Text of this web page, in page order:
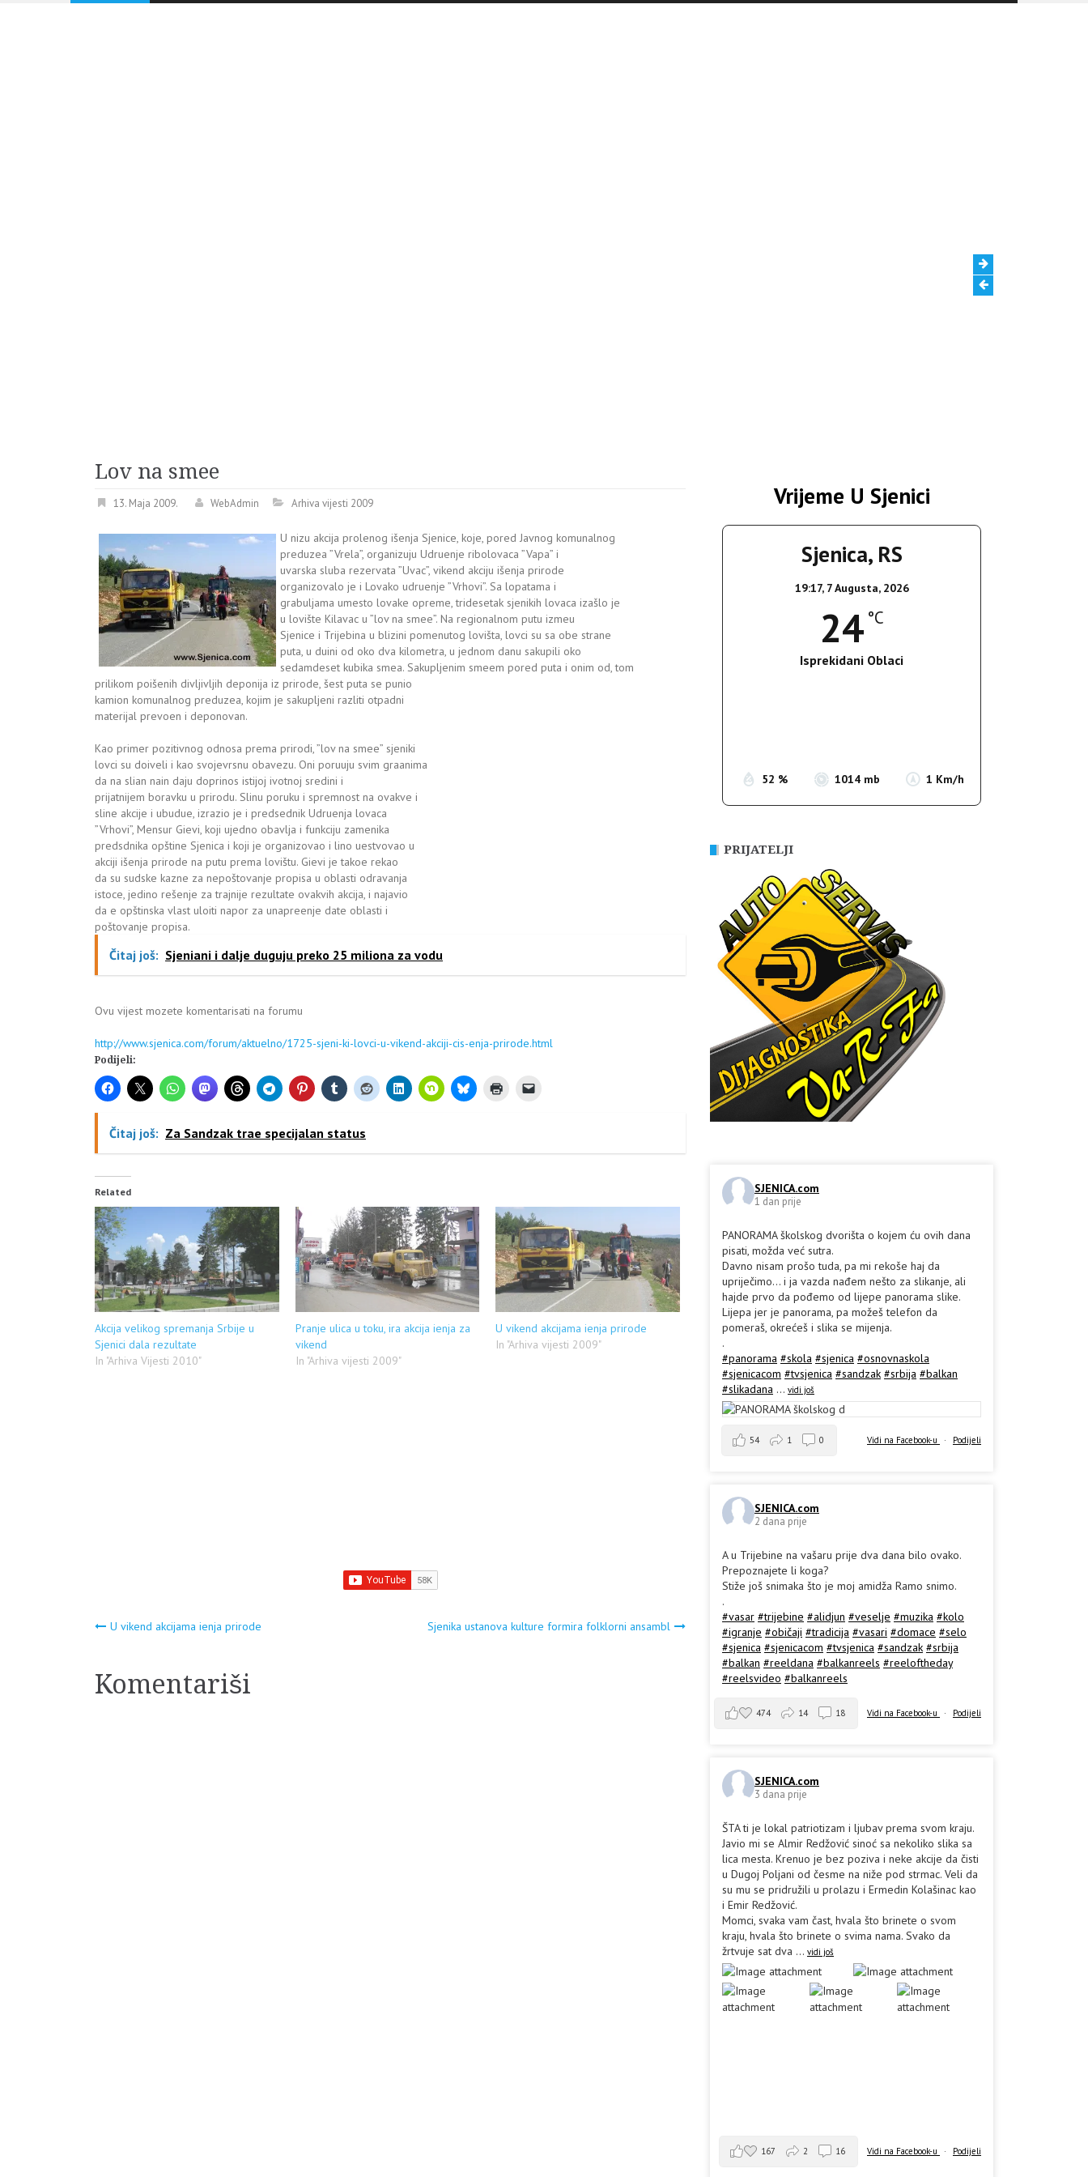
Lov na smee
13. Maja 2009. WebAdmin Arhiva vijesti 2009
U nizu akcija prolenog išenja Sjenice, koje, pored Javnog komunalnog
preduzea ”Vrela”, organizuju Udruenje ribolovaca ”Vapa” i
uvarska sluba rezervata ”Uvac”, vikend akciju išenja prirode
organizovalo je i Lovako udruenje ”Vrhovi”. Sa lopatama i
grabuljama umesto lovake opreme, tridesetak sjenikih lovaca izašlo je
u lovište Kilavac u ”lov na smee”. Na regionalnom putu izmeu
Sjenice i Trijebina u blizini pomenutog lovišta, lovci su sa obe strane
puta, u duini od oko dva kilometra, u jednom danu sakupili oko
sedamdeset kubika smea. Sakupljenim smeem pored puta i onim od, tom
prilikom poišenih divljivljih deponija iz prirode, šest puta se punio
kamion komunalnog preduzea, kojim je sakupljeni razliti otpadni
materijal prevoen i deponovan.
Kao primer pozitivnog odnosa prema prirodi, ”lov na smee” sjeniki
lovci su doiveli i kao svojevrsnu obavezu. Oni poruuju svim graanima
da na slian nain daju doprinos istijoj ivotnoj sredini i
prijatnijem boravku u prirodu. Slinu poruku i spremnost na ovakve i
sline akcije i ubudue, izrazio je i predsednik Udruenja lovaca
”Vrhovi”, Mensur Gievi, koji ujedno obavlja i funkciju zamenika
predsdnika opštine Sjenica i koji je organizovao i lino uestvovao u
akciji išenja prirode na putu prema lovištu. Gievi je takoe rekao
da su sudske kazne za nepoštovanje propisa u oblasti odravanja
istoce, jedino rešenje za trajnije rezultate ovakvih akcija, i najavio
da e opštinska vlast uloiti napor za unapreenje date oblasti i
poštovanje propisa.
Čitaj još: Sjeniani i dalje duguju preko 25 miliona za vodu
Ovu vijest mozete komentarisati na forumu
http://www.sjenica.com/forum/aktuelno/1725-sjeni-ki-lovci-u-vikend-akciji-cis-enja-prirode.html
Podijeli:
Čitaj još: Za Sandzak trae specijalan status
Related
Akcija velikog spremanja Srbije u
Sjenici dala rezultate
In "Arhiva Vijesti 2010"
Pranje ulica u toku, ira akcija ienja za
vikend
In "Arhiva vijesti 2009"
U vikend akcijama ienja prirode
In "Arhiva vijesti 2009"
Navigacija
članaka
U vikend akcijama ienja prirode Sjenika ustanova kulture formira folklorni ansambl
Komentariši
Vrijeme U Sjenici
Sjenica, RS
19:17, 7 Augusta, 2026
24 °C
Isprekidani Oblaci
52 % 1014 mb 1 Km/h
PRIJATELJI
SJENICA.com
1 dan prije
PANORAMA školskog dvorišta o kojem ću ovih dana
pisati, možda već sutra.
Davno nisam prošo tuda, pa mi rekoše haj da
upriječimo... i ja vazda nađem nešto za slikanje, ali
hajde prvo da pođemo od lijepe panorama slike.
Lijepa jer je panorama, pa možeš telefon da
pomeraš, okrećeš i slika se mijenja.
.
#panorama #skola #sjenica #osnovnaskola
#sjenicacom #tvsjenica #sandzak #srbija #balkan
#slikadana ... vidi još
Vidi na Facebook-u · Podijeli
54 1 0
SJENICA.com
2 dana prije
A u Trijebine na vašaru prije dva dana bilo ovako.
Prepoznajete li koga?
Stiže još snimaka što je moj amidža Ramo snimo.
.
#vasar #trijebine #alidjun #veselje #muzika #kolo
#igranje #običaji #tradicija #vasari #domace #selo
#sjenica #sjenicacom #tvsjenica #sandzak #srbija
#balkan #reeldana #balkanreels #reeloftheday
#reelsvideo #balkanreels
Vidi na Facebook-u · Podijeli
474 14 18
SJENICA.com
3 dana prije
ŠTA ti je lokal patriotizam i ljubav prema svom kraju.
Javio mi se Almir Redžović sinoć sa nekoliko slika sa
lica mesta. Krenuo je bez poziva i neke akcije da čisti
u Dugoj Poljani od česme na niže pod strmac. Veli da
su mu se pridružili u prolazu i Ermedin Kolašinac kao
i Emir Redžović.
Momci, svaka vam čast, hvala što brinete o svom
kraju, hvala što brinete o svima nama. Svako da
žrtvuje sat dva ... vidi još
Vidi na Facebook-u · Podijeli
167 2 16